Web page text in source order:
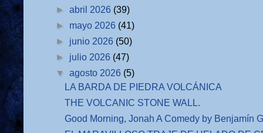
►abril 2026 (39)
► mayo 2026 (41)
► junio 2026 (50)
► julio 2026 (47)
▼agosto 2026 (5)
LA BARDA DE PIEDRA VOLCÁNICA
THE VOLCANIC STONE WALL.
Good Morning, Jonah A Comedy by Benjamín